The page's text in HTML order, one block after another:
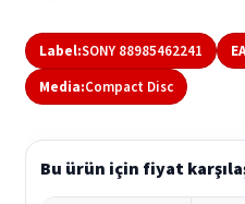
Label:SONY 88985462241
Media:Compact Disc
Bu ürün için fiyat